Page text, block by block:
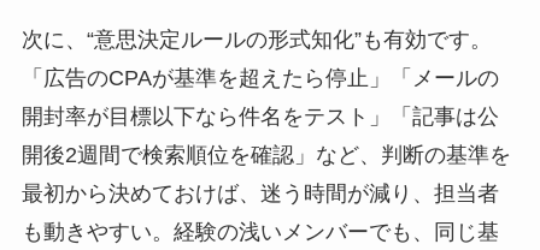
次に、“意思決定ルールの形式知化”も有効です。
「広告のCPAが基準を超えたら停止」「メールの
開封率が目標以下なら件名をテスト」「記事は公
開後2週間で検索順位を確認」など、判断の基準を
最初から決めておけば、迷う時間が減り、担当者
も動きやすい。経験の浅いメンバーでも、同じ基